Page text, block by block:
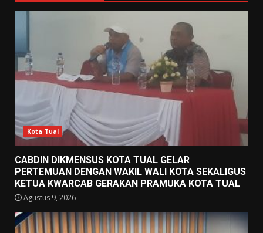
Kota Tual
CABDIN DIKMENSUS KOTA TUAL GELAR
PERTEMUAN DENGAN WAKIL WALI KOTA SEKALIGUS
KETUA KWARCAB GERAKAN PRAMUKA KOTA TUAL
Agustus 9, 2026